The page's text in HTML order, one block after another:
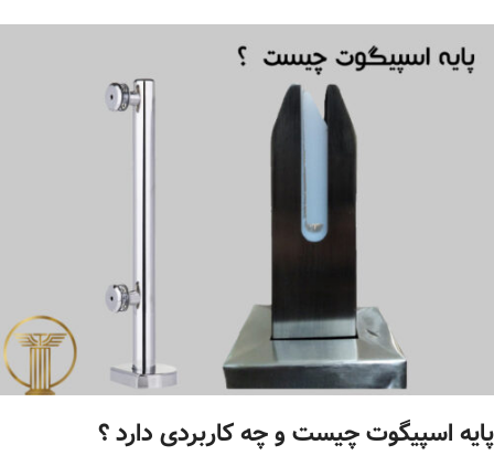
پایه اسپیگوت چیست و چه کاربردی دارد ؟